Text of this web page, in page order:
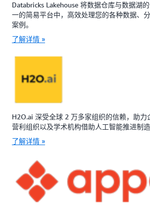
Databricks Lakehouse 将数据仓库与数据湖
一的简易平台中，高效处理您的各种数据、
案例。
了解详情 »
H2O.ai 深受全球 2 万多家组织的信赖，助力
营利组织以及学术机构借助人工智能推进制造
了解详情 »